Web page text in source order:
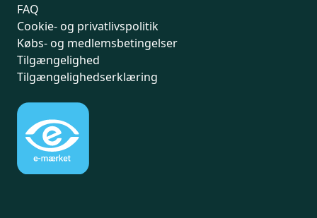
FAQ
Cookie- og privatlivspolitik
Købs- og medlemsbetingelser
Tilgængelighed
Tilgængelighedserklæring